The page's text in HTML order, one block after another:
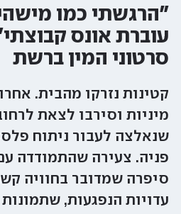
"הרגשתי כמו
עוברת אונס
סרטוני המין ברשת
קטינות נזרקו מהבית.
מיניות וסירבו לצאת
שנאלצה לעבור ניתוח
פניה. צעירה שהתמודדה
סיפרה שמדובר בחוויה
עדויות הנפגעות,